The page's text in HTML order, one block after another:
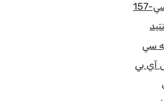
157
سي
آي بي